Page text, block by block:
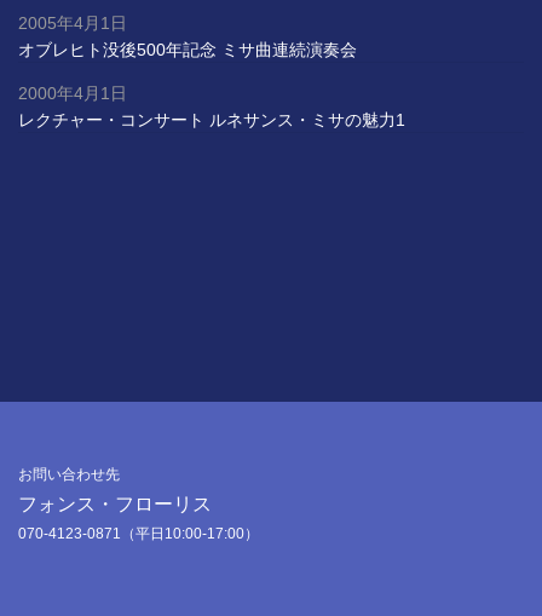
オブレヒト没後500年記念 ミサ曲連続演奏会
2005年4月1日
レクチャー・コンサート ルネサンス・ミサの魅力1
2000年4月1日
お問い合わせ先
フォンス・フローリス
070-4123-0871（平日10:00-17:00）